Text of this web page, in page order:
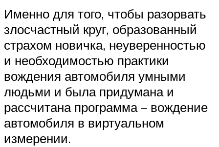
Именно для того, чтобы разорвать
злосчастный круг, образованный
страхом новичка, неуверенностью
и необходимостью практики
вождения автомобиля умными
людьми и была придумана и
рассчитана программа – вождение
автомобиля в виртуальном
измерении.